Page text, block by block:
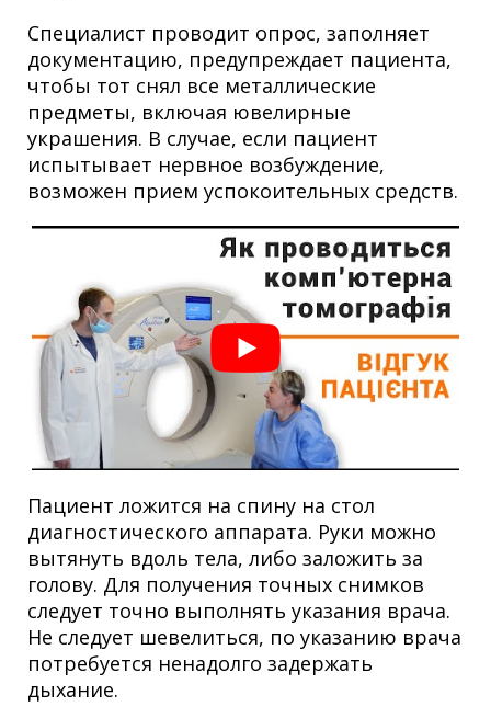
Специалист проводит опрос, заполняет
документацию, предупреждает пациента,
чтобы тот снял все металлические
предметы, включая ювелирные
украшения. В случае, если пациент
испытывает нервное возбуждение,
возможен прием успокоительных средств.
Пациент ложится на спину на стол
диагностического аппарата. Руки можно
вытянуть вдоль тела, либо заложить за
голову. Для получения точных снимков
следует точно выполнять указания врача.
Не следует шевелиться, по указанию врача
потребуется ненадолго задержать
дыхание.